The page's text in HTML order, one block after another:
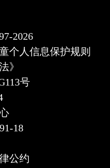
2026
个人信息保护规则
法》
号
18
公约